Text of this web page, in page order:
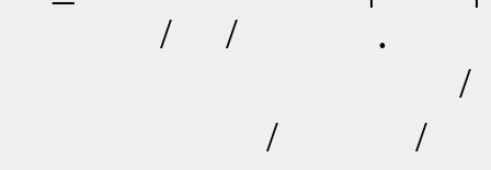
/ / .
/ /
/ / / |